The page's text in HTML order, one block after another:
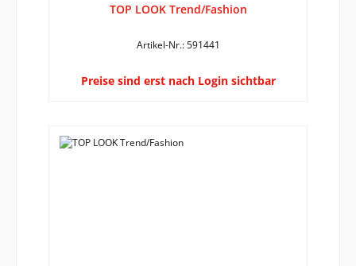
TOP LOOK Trend/Fashion
Artikel-Nr.: 591441
Preise sind erst nach Login sichtbar